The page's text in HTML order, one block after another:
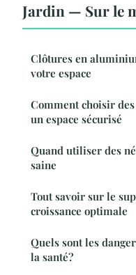
Jardin — Sur le
Clôtures en
votre espace
Comment choisir
un espace sécurisé
Quand utiliser des
saine
Tout savoir sur le
croissance optimale
Quels sont les
la santé?